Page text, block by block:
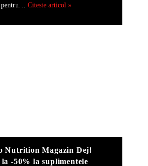
pentru… Citeste articol »
Nutrition Magazin Dej!
-50% la suplimentele